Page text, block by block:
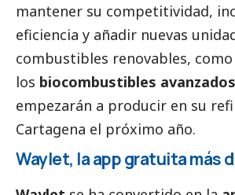
mantener su competitividad,
eficiencia y añadir nuevas
combustibles renovables, como
los biocombustibles avanzados
empezarán a producir en su
Cartagena el próximo año.
Waylet, la app gratuita más